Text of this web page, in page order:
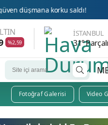
saldı! Sayın Münih
%2,59
İSTANBUL
31°
Fotoğraf Galerisi Video